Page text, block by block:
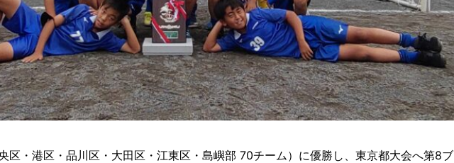
区・港区・品川区・大田区・江東区・島嶼部 70チーム）に優勝し、東京都大会へ第8ブ